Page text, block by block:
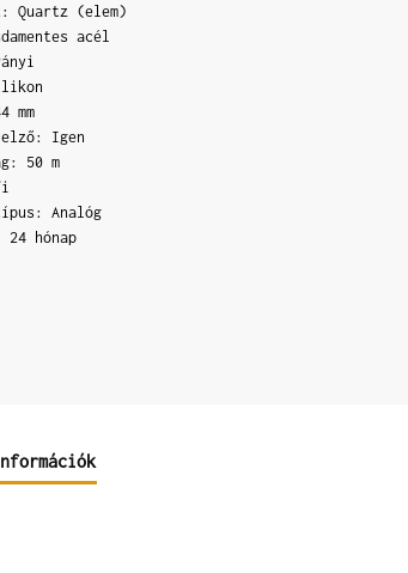
Quartz (elem)
acél
mm
Igen
50 m
Analóg
24 hónap